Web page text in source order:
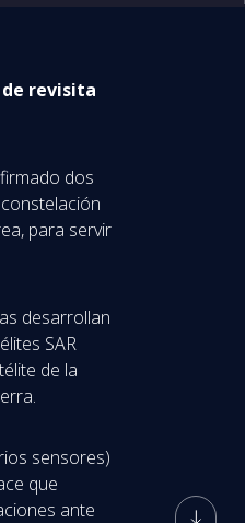
revisita
dos
para servir
desarrollan
SAR
de la
sensores)
que
ante